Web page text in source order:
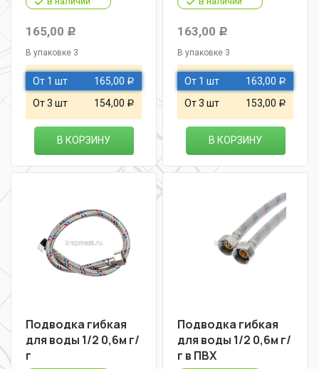
165,00 Р
В упаковке 3
От 1 шт 165,00 Р
От 3 шт 154,00 Р
В КОРЗИНУ
163,00 Р
В упаковке 3
От 1 шт 163,00 Р
От 3 шт 153,00 Р
В КОРЗИНУ
Подводка гибкая
для воды 1/2 0,6м г/
г
Подводка гибкая
для воды 1/2 0,6м г/
г в ПВХ